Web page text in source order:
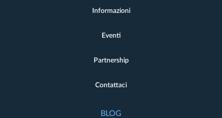
Informazioni
Eventi
Partnership
Contattaci
BLOG